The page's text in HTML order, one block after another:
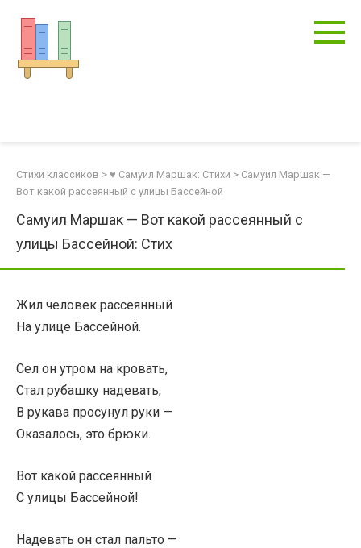
контенту
Стихи классиков > ♥ Самуил Маршак: Стихи > Самуил Маршак —
Вот какой рассеянный с улицы Бассейной
Самуил Маршак — Вот какой рассеянный с
улицы Бассейной: Стих
Жил человек рассеянный
На улице Бассейной.
Сел он утром на кровать,
Стал рубашку надевать,
В рукава просунул руки —
Оказалось, это брюки.
Вот какой рассеянный
С улицы Бассейной!
Надевать он стал пальто —